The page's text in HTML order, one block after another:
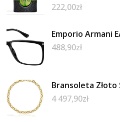
222,00zł
Emporio Armani
488,90zł
Bransoleta Złoto
4 497,90zł